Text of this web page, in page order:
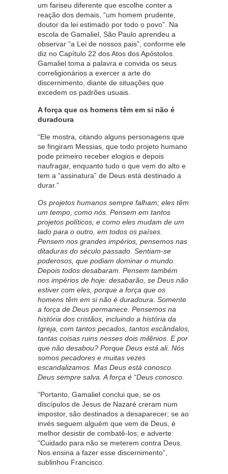
um fariseu diferente que escolhe conter a
reação dos demais, “um homem prudente,
doutor da lei estimado por todo o povo”. Na
escola de Gamaliel, São Paulo aprendeu a
observar “a Lei de nossos pais”, conforme ele
diz no Capítulo 22 dos Atos dos Apóstolos.
Gamaliel toma a palavra e convida os seus
correligionários a exercer a arte do
discernimento, diante de situações que
excedem os padrões usuais.
A força que os homens têm em si não é
duradoura
“Ele mostra, citando alguns personagens que
se fingiram Messias, que todo projeto humano
pode primeiro receber elogios e depois
naufragar, enquanto tudo o que vem do alto e
tem a “assinatura” de Deus está destinado a
durar.”
Os projetos humanos sempre falham; eles têm
um tempo, como nós. Pensem em tantos
projetos políticos, e como eles mudam de um
lado para o outro, em todos os países.
Pensem nos grandes impérios, pensemos nas
ditaduras do século passado. Sentiam-se
poderosos, que podiam dominar o mundo.
Depois todos desabaram. Pensem também
nos impérios de hoje: desabarão, se Deus não
estiver com eles, porque a força que os
homens têm em si não é duradoura. Somente
a força de Deus permanece. Pensemos na
história dos cristãos, incluindo a história da
Igreja, com tantos pecados, tantos escândalos,
tantas coisas ruins nesses dois milênios. E por
que não desabou? Porque Deus está ali. Nós
somos pecadores e muitas vezes
escandalizamos. Mas Deus está conosco.
Deus sempre salva. A força é “Deus conosco.
“Portanto, Gamaliel conclui que, se os
discípulos de Jesus de Nazaré creram num
impostor, são destinados a desaparecer; se ao
invés seguem alguém que vem de Deus, é
melhor desistir de combatê-los; e adverte:
“Cuidado para não se meterem contra Deus.
Nos ensina a fazer esse discernimento”,
sublinhou Francisco.